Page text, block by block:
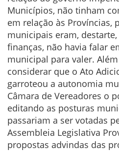
Municípios, não tinham
em relação às Províncias,
municipais eram,
finanças, não havia falar
municipal para valer.
considerar que o Ato
garroteou a autonomia
Câmara de Vereadores o
editando as posturas
passariam a ser votadas
Assembleia Legislativa
propostas advindas das